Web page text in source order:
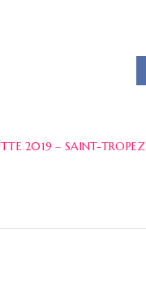
2019 – SAINT-TROPEZ